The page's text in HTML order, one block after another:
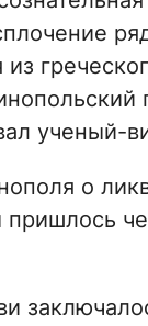
ученый-
о